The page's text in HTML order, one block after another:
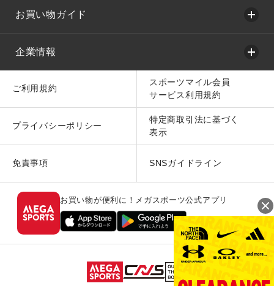
お買い物ガイド
企業情報
ご利用規約
スポーツマイル会員
サービス利用規約
プライバシーポリシー
特定商取引法に基づく
表示
免責事項 SNSガイドライン
お買い物が便利に！メガスポーツ公式アプリ